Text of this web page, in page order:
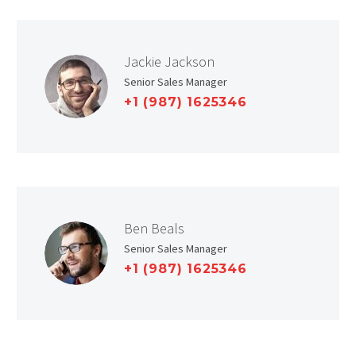
Jackie Jackson
Senior Sales Manager
+1 (987) 1625346
Ben Beals
Senior Sales Manager
+1 (987) 1625346